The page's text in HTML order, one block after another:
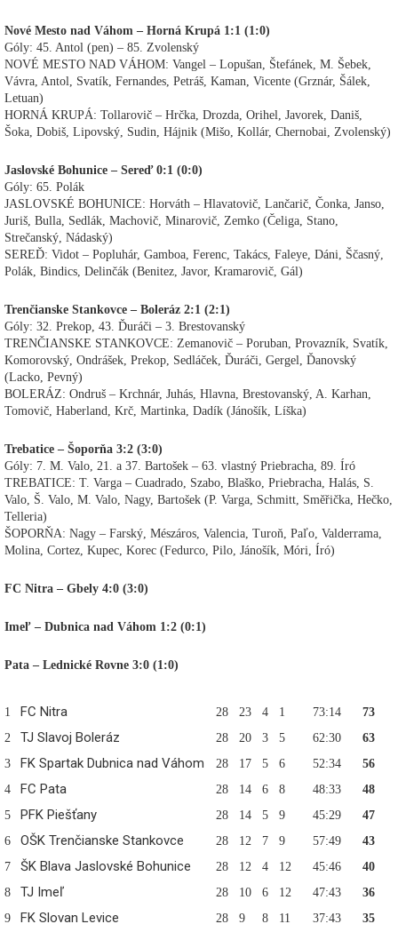
Nové Mesto nad Váhom – Horná Krupá 1:1 (1:0)
Góly: 45. Antol (pen) – 85. Zvolenský
NOVÉ MESTO NAD VÁHOM: Vangel – Lopušan, Štefánek, M. Šebek,
Vávra, Antol, Svatík, Fernandes, Petráš, Kaman, Vicente (Grznár, Šálek,
Letuan)
HORNÁ KRUPÁ: Tollarovič – Hrčka, Drozda, Orihel, Javorek, Daniš,
Šoka, Dobiš, Lipovský, Sudin, Hájnik (Mišo, Kollár, Chernobai, Zvolenský)
Jaslovské Bohunice – Sereď 0:1 (0:0)
Góly: 65. Polák
JASLOVSKÉ BOHUNICE: Horváth – Hlavatovič, Lančarič, Čonka, Janso,
Juriš, Bulla, Sedlák, Machovič, Minarovič, Zemko (Čeliga, Stano,
Strečanský, Nádaský)
SEREĎ: Vidot – Popluhár, Gamboa, Ferenc, Takács, Faleye, Dáni, Ščasný,
Polák, Bindics, Delinčák (Benitez, Javor, Kramarovič, Gál)
Trenčianske Stankovce – Boleráz 2:1 (2:1)
Góly: 32. Prekop, 43. Ďuráči – 3. Brestovanský
TRENČIANSKE STANKOVCE: Zemanovič – Poruban, Provazník, Svatík,
Komorovský, Ondrášek, Prekop, Sedláček, Ďuráči, Gergel, Ďanovský
(Lacko, Pevný)
BOLERÁZ: Ondruš – Krchnár, Juhás, Hlavna, Brestovanský, A. Karhan,
Tomovič, Haberland, Krč, Martinka, Dadík (Jánošík, Líška)
Trebatice – Šoporňa 3:2 (3:0)
Góly: 7. M. Valo, 21. a 37. Bartošek – 63. vlastný Priebracha, 89. Író
TREBATICE: T. Varga – Cuadrado, Szabo, Blaško, Priebracha, Halás, S.
Valo, Š. Valo, M. Valo, Nagy, Bartošek (P. Varga, Schmitt, Směřička, Hečko,
Telleria)
ŠOPORŇA: Nagy – Farský, Mészáros, Valencia, Turoň, Paľo, Valderrama,
Molina, Cortez, Kupec, Korec (Fedurco, Pilo, Jánošík, Móri, Író)
FC Nitra – Gbely 4:0 (3:0)
Imeľ – Dubnica nad Váhom 1:2 (0:1)
Pata – Lednické Rovne 3:0 (1:0)
1 FC Nitra 28 23 4 1 73:14
73
2
TJ Slavoj Boleráz 28 20 3 5 62:30
63
3
FK Spartak Dubnica nad Váhom 28 17 5 6 52:34
56
4
FC Pata 28 14 6 8 48:33
48
5
PFK Piešťany 28 14 5 9 45:29
47
6
OŠK Trenčianske Stankovce 28 12 7 9 57:49
43
7
ŠK Blava Jaslovské Bohunice 28 12 4 12 45:46 40
8
TJ Imeľ 28 10 6 12 47:43
36
9
FK Slovan Levice 28 9 8 11 37:43 35